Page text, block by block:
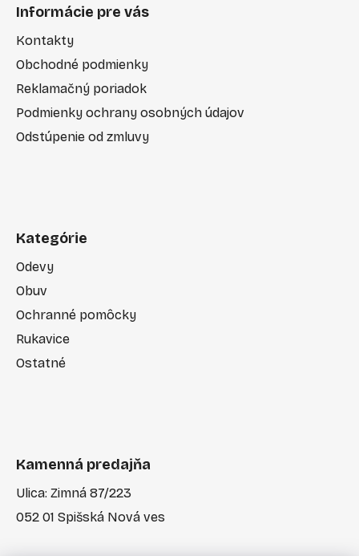
Informácie pre vás
Kontakty
Obchodné podmienky
Reklamačný poriadok
Podmienky ochrany osobných údajov
Odstúpenie od zmluvy
Kategórie
Odevy
Obuv
Ochranné pomôcky
Rukavice
Ostatné
Kamenná predajňa
Ulica: Zimná 87/223
052 01 Spišská Nová ves